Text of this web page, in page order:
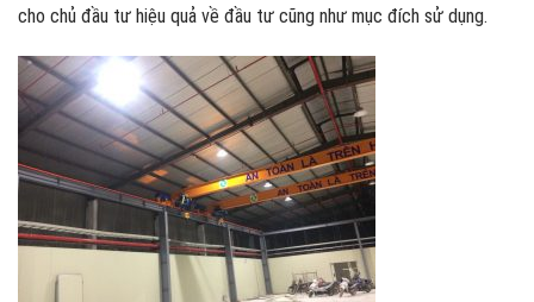
cho chủ đầu tư hiệu quả về đầu tư cũng như mục đích sử dụng.